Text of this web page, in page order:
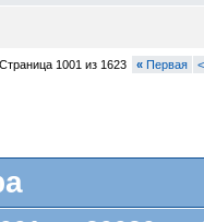
Страница 1001 из 1623 « Первая <